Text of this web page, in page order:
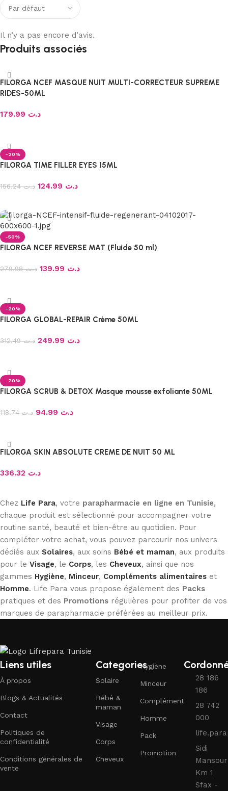
Il n’y a pas encore d’avis.
Produits associés
FILORGA NCEF MASQUE NUIT MULTI-CORRECTEUR SUPREME
RIDES-50ML
د.ت
-20%
FILORGA TIME FILLER EYES 15ML
د.ت156.24 د.ت
-50%
FILORGA NCEF REVERSE MAT (Fluide 50 ml)
د.ت279.98 د.ت
-20%
FILORGA GLOBAL-REPAIR Crème 50ML
د.ت312.49 د.ت
-20%
FILORGA SCRUB & DETOX Masque mousse exfoliante 50ML
د.ت118.74 د.ت
FILORGA SKIN ABSOLUTE CREME DE NUIT 50 ML
د.ت
Chez Life Para, votre parapharmacie en ligne en Tunisie,
chaque produit est sélectionné pour accompagner votre
routine santé, beauté et bien-être au quotidien. Pour
compléter votre achat, vous pouvez parcourir nos univers
dédiés aux Solaires, aux soins Bébé et maman, aux produits
pour le Visage, le Corps, les Cheveux, ainsi que nos
gammes Hygiène, Minceur, Compléments alimentaires et
Homme. Life Para vous propose également des Packs
pratiques et des Promotions régulières pour profiter de vos
marques de parapharmacie préférées au meilleur prix.
Liens utiles
À propos
Blogs & Actualités
Contact
Politiques de
confidentialité
Conditions générales de
vente
Categories
Solaire
Bébé &
maman
Visage
Corps
Cheveux
Hygiène
Minceur
Complément
Homme
Pack
Promotion
28 186
186
28 742
000
Sidi
Mansour
Km 1
Sfax -